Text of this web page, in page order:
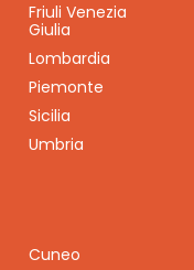
Friuli Venezia
Giulia
Lombardia
Piemonte
Sicilia
Umbria
Cuneo